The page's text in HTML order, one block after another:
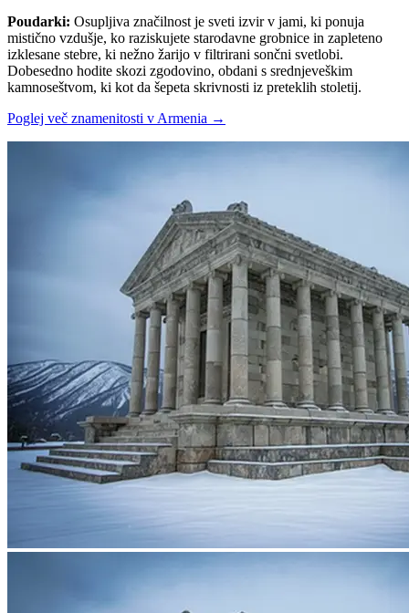
Poudarki: Osupljiva značilnost je sveti izvir v jami, ki ponuja
mistično vzdušje, ko raziskujete starodavne grobnice in zapleteno
izklesane stebre, ki nežno žarijo v filtrirani sončni svetlobi.
Dobesedno hodite skozi zgodovino, obdani s srednjeveškim
kamnoseštvom, ki kot da šepeta skrivnosti iz preteklih stoletij.
Poglej več znamenitosti v Armenia →